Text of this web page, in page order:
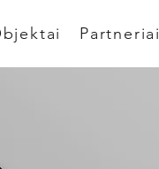
Partneriai